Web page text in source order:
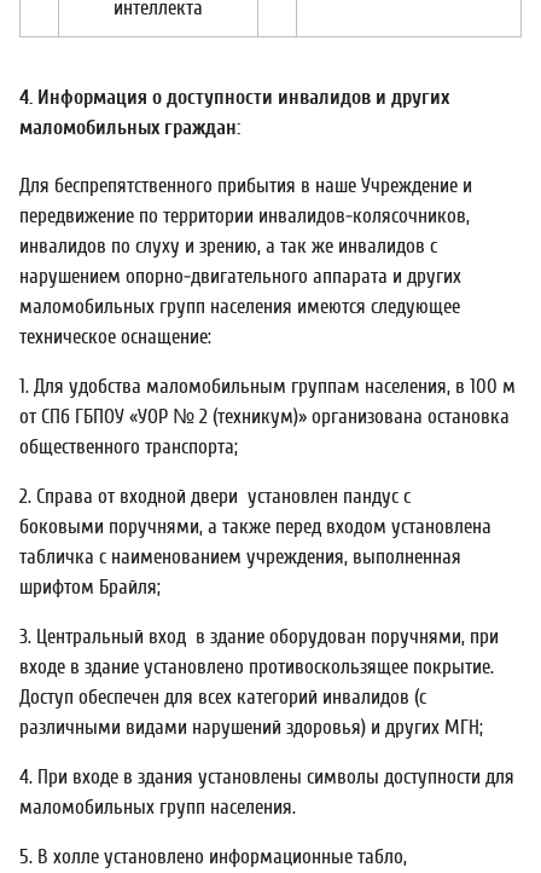
интеллекта
4. Информация о доступности инвалидов и других
маломобильных граждан:
Для беспрепятственного прибытия в наше Учреждение и
передвижение по территории инвалидов-колясочников,
инвалидов по слуху и зрению, а так же инвалидов с
нарушением опорно-двигательного аппарата и других
маломобильных групп населения имеются следующее
техническое оснащение:
1. Для удобства маломобильным группам населения, в 100 м
от СПб ГБПОУ «УОР № 2 (техникум)» организована остановка
общественного транспорта;
2. Справа от входной двери установлен пандус с
боковыми поручнями, а также перед входом установлена
табличка с наименованием учреждения, выполненная
шрифтом Брайля;
3. Центральный вход в здание оборудован поручнями, при
входе в здание установлено противоскользящее покрытие.
Доступ обеспечен для всех категорий инвалидов (с
различными видами нарушений здоровья) и других МГН;
4. При входе в здания установлены символы доступности для
маломобильных групп населения.
5. В холле установлено информационные табло,